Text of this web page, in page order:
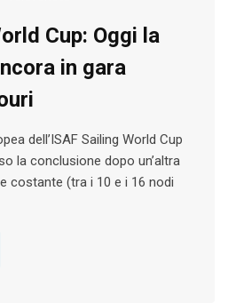
Cup: Oggi la
in gara
dell’ISAF Sailing World Cup
la conclusione dopo un’altra
costante (tra i 10 e i 16 nodi